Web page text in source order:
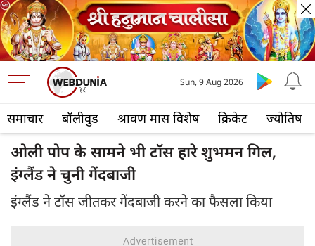
समाचार बॉलीवुड श्रावण मास विशेष क्रिकेट ज्योतिष
Sun, 9 Aug 2026
ओली पोप के सामने भी टॉस हारे शुभमन गिल,
इंग्लैंड ने चुनी गेंदबाजी
इंग्लैंड ने टॉस जीतकर गेंदबाजी करने का फैसला किया